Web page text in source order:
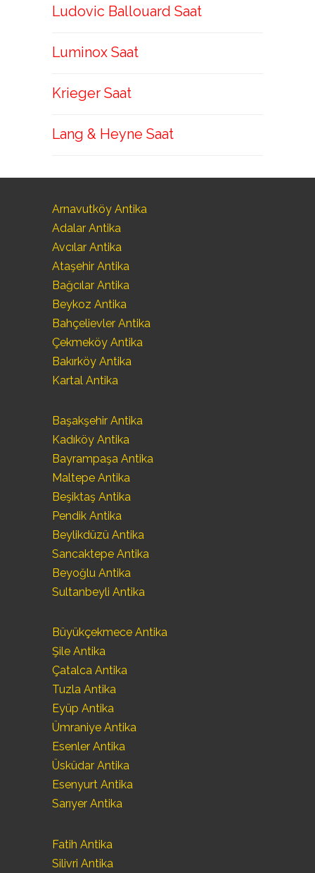
Ludovic Ballouard Saat
Luminox Saat
Krieger Saat
Lang & Heyne Saat
Arnavutköy Antika
Adalar Antika
Avcılar Antika
Ataşehir Antika
Bağcılar Antika
Beykoz Antika
Bahçelievler Antika
Çekmeköy Antika
Bakırköy Antika
Kartal Antika
Başakşehir Antika
Kadıköy Antika
Bayrampaşa Antika
Maltepe Antika
Beşiktaş Antika
Pendik Antika
Beylikdüzü Antika
Sancaktepe Antika
Beyoğlu Antika
Sultanbeyli Antika
Büyükçekmece Antika
Şile Antika
Çatalca Antika
Tuzla Antika
Eyüp Antika
Ümraniye Antika
Esenler Antika
Üsküdar Antika
Esenyurt Antika
Sarıyer Antika
Fatih Antika
Silivri Antika